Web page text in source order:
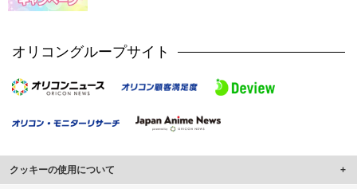
オリコングループサイト
クッキーの使用について